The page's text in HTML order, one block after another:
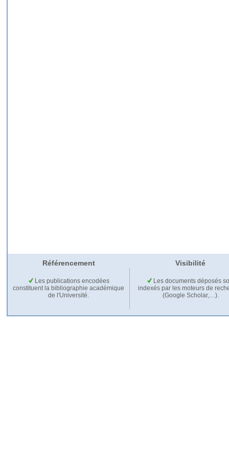
Référencement Visibilité
Les publications encodées
constituent la bibliographie académique
de l'Université.
Les documents déposés
indexés par les moteurs de
(Google Scholar,…).